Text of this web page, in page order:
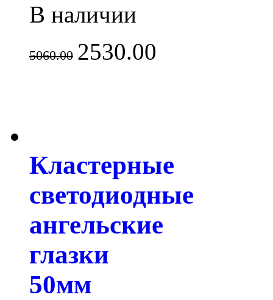
В наличии
5060.00 2530.00
Кластерные
светодиодные
ангельские
глазки
50мм